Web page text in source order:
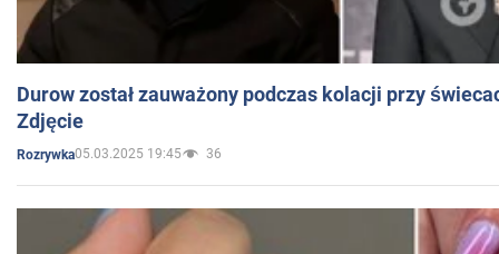
Durow został zauważony podczas kolacji przy
Zdjęcie
Rozrywka05.03.2025 19:45 36